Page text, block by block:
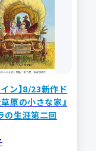
気
向け
座
ン
イン】8/23新作ド
草原の小さな家』
の生涯第二回